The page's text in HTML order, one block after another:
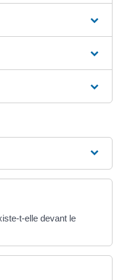
t-elle devant le